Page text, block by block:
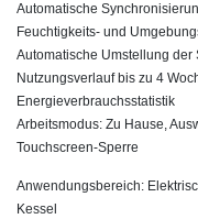
Automatische
Feuchtigkeits- und
Automatische Umstellung der
Nutzungsverlauf bis zu 4
Energieverbrauchsstatistik
Arbeitsmodus: Zu Hause,
Touchscreen-Sperre
Anwendungsbereich:
Kessel